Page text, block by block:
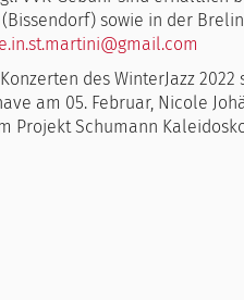
sowie in der
des WinterJazz
am 05. Februar, Nicole
Projekt Schumann